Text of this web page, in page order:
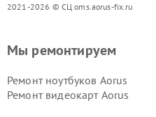
2021-2026 © СЦ oms.aorus-fix.ru
Мы ремонтируем
Ремонт ноутбуков Aorus
Ремонт видеокарт Aorus